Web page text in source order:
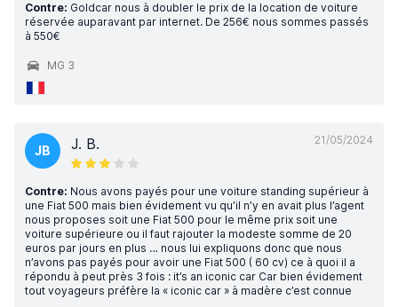
Contre: Goldcar nous à doubler le prix de la location de voiture
réservée auparavant par internet. De 256€ nous sommes passés
à 550€
MG 3
21/05/2024
JB J. B.
Contre: Nous avons payés pour une voiture standing supérieur à
une Fiat 500 mais bien évidement vu qu’il n’y en avait plus l’agent
nous proposes soit une Fiat 500 pour le même prix soit une
voiture supérieure ou il faut rajouter la modeste somme de 20
euros par jours en plus … nous lui expliquons donc que nous
n’avons pas payés pour avoir une Fiat 500 ( 60 cv) ce à quoi il a
répondu à peut près 3 fois : it’s an iconic car Car bien évidement
tout voyageurs préfère la « iconic car » à madère c’est connue